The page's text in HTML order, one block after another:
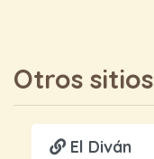
Otros sitios
El Diván